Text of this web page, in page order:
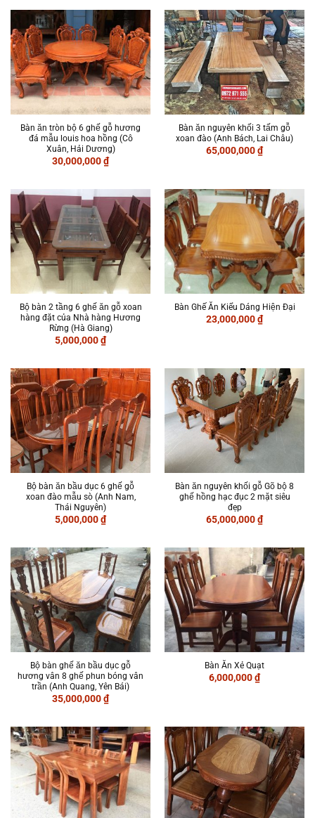
Bàn ăn tròn bộ 6 ghế gỗ hương
đá mẫu louis hoa hồng (Cô
Xuân, Hải Dương)
30,000,000₫
Bàn ăn nguyên khối 3 tấm gỗ
xoan đào (Anh Bách, Lai Châu)
65,000,000₫
Bộ bàn 2 tầng 6 ghế ăn gỗ xoan
hàng đặt của Nhà hàng Hương
Rừng (Hà Giang)
5,000,000₫
Bàn Ghế Ăn Kiểu Dáng Hiện Đại
23,000,000₫
Bộ bàn ăn bầu dục 6 ghế gỗ
xoan đào mẫu sò (Anh Nam,
Thái Nguyên)
5,000,000₫
Bàn ăn nguyên khối gỗ Gõ bộ 8
ghế hồng hạc đục 2 mặt siêu
đẹp
65,000,000₫
Bộ bàn ghế ăn bầu dục gỗ
hương vân 8 ghế phun bóng vân
trần (Anh Quang, Yên Bái)
35,000,000₫
Bàn Ăn Xẻ Quạt
6,000,000₫